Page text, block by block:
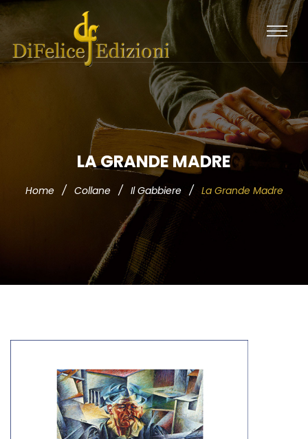
LA GRANDE MADRE
Home / Collane / Il Gabbiere / La Grande Madre